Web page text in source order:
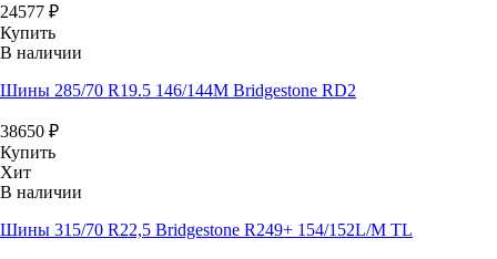
24577 ₽
Купить
В наличии
Шины 285/70 R19.5 146/144M Bridgestone RD2
38650 ₽
Купить
Хит
В наличии
Шины 315/70 R22,5 Bridgestone R249+ 154/152L/M TL